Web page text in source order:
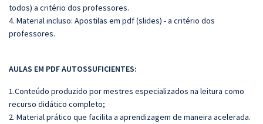
todos) a critério dos professores.
4. Material incluso: Apostilas em pdf (slides) - a critério dos
professores.
AULAS EM PDF AUTOSSUFICIENTES:
1.Conteúdo produzido por mestres especializados na leitura como
recurso didático completo;
2. Material prático que facilita a aprendizagem de maneira acelerada.